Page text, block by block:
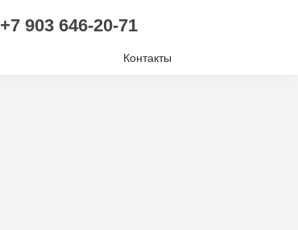
+7 903 646-20-71
Контакты